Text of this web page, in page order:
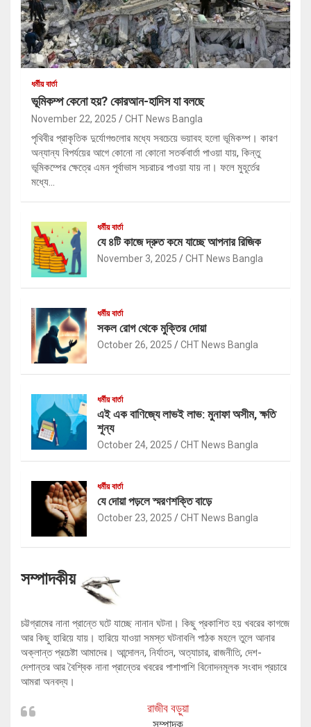
ধর্মীয় বার্তা
ভূমিকম্প কেনো হয়? কোরআন-হাদিস যা বলছে
November 22, 2025 CHT News Bangla
পৃথিবীর প্রাকৃতিক দুর্যোগগুলোর মধ্যে সবচেয়ে ভয়াবহ হলো ভূমিকম্প। কারণ
অন্যান্য বিপর্যয়ের আগে কোনো না কোনো সতর্কবার্তা পাওয়া যায়, কিন্তু
ভূমিকম্পের ক্ষেত্রে এমন পূর্বাভাস সচরাচর পাওয়া যায় না। ফলে মুহূর্তের
মধ্যে…
ধর্মীয় বার্তা
যে ৪টি কাজে দ্রুত কমে যাচ্ছে আপনার রিজিক
November 3, 2025 CHT News Bangla
ধর্মীয় বার্তা
সকল রোগ থেকে মুক্তির দোয়া
October 26, 2025 CHT News Bangla
ধর্মীয় বার্তা
এই এক বাণিজ্যে লাভই লাভ: মুনাফা অসীম, ক্ষতি
শূন্য
October 24, 2025 CHT News Bangla
ধর্মীয় বার্তা
যে দোয়া পড়লে স্মরণশক্তি বাড়ে
October 23, 2025 CHT News Bangla
সম্পাদকীয়
চট্টগ্রামের নানা প্রান্তে ঘটে যাচ্ছে নানান ঘটনা। কিছু প্রকাশিত হয় খবরের কাগজে
আর কিছু হারিয়ে যায়। হারিয়ে যাওয়া সমস্ত ঘটনাবলি পাঠক মহলে তুলে আনার
অক্লান্ত প্রচেষ্টা আমাদের। আন্দোলন, নির্যাতন, অত্যাচার, রাজনীতি, দেশ-
দেশান্তর আর বৈশ্বিক নানা প্রান্তের খবরের পাশাপাশি বিনোদনমূলক সংবাদ প্রচারে
আমরা অনবদ্য।
রাজীব বড়ুয়া